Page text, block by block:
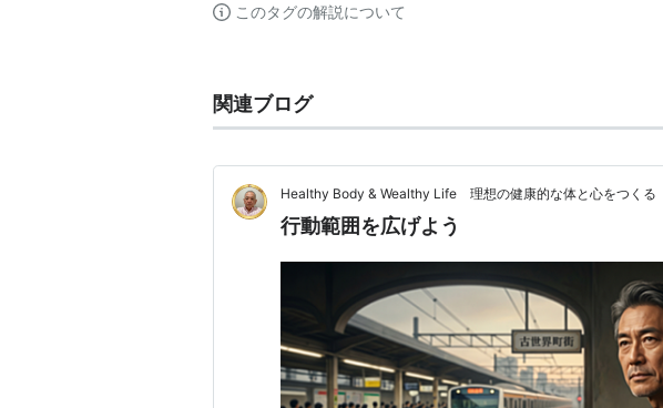
このタグの解説について
関連ブログ
Healthy Body & Wealthy Life 理想の健康的な体と心をつくる
行動範囲を広げよう